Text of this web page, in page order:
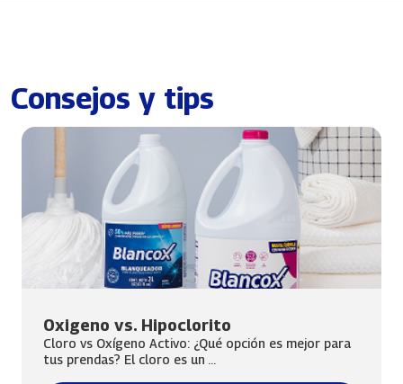
Consejos y tips
Oxigeno vs. Hipoclorito
Cloro vs Oxígeno Activo: ¿Qué opción es mejor para
tus prendas? El cloro es un ...